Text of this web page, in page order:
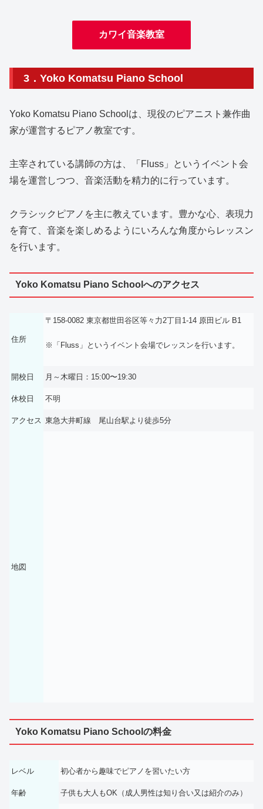
カワイ音楽教室
3．Yoko Komatsu Piano School
Yoko Komatsu Piano Schoolは、現役のピアニスト兼作曲
家が運営するピアノ教室です。
主宰されている講師の方は、「Fluss」というイベント会
場を運営しつつ、音楽活動を精力的に行っています。
クラシックピアノを主に教えています。豊かな心、表現力
を育て、音楽を楽しめるようにいろんな角度からレッスン
を行います。
Yoko Komatsu Piano Schoolへのアクセス
住所
〒158-0082 東京都世田谷区等々力2丁目1-14 原田ビル B1
※「Fluss」というイベント会場でレッスンを行います。
開校日 月～木曜日：15:00〜19:30
休校日 不明
アクセス 東急大井町線 尾山台駅より徒歩5分
地図
Yoko Komatsu Piano Schoolの料金
レベル 初心者から趣味でピアノを習いたい方
年齢 子供も大人もOK（成人男性は知り合い又は紹介のみ）